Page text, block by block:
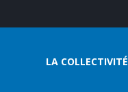
LA COLLECTIVITÉ